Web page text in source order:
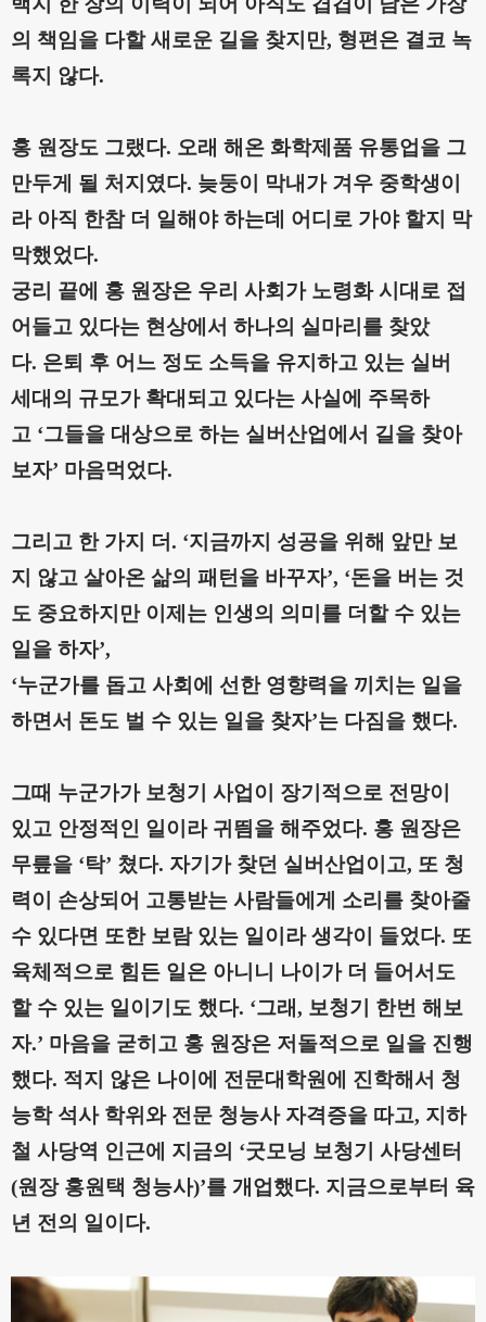
의 책임을 다할 새로운 길을 찾지만, 형편은 결코 녹
록지 않다.
홍 원장도 그랬다. 오래 해온 화학제품 유통업을 그
만두게 될 처지였다. 늦둥이 막내가 겨우 중학생이
라 아직 한참 더 일해야 하는데 어디로 가야 할지 막
막했었다.
궁리 끝에 홍 원장은 우리 사회가 노령화 시대로 접
어들고 있다는 현상에서 하나의 실마리를 찾았
다. 은퇴 후 어느 정도 소득을 유지하고 있는 실버
세대의 규모가 확대되고 있다는 사실에 주목하
고 ‘그들을 대상으로 하는 실버산업에서 길을 찾아
보자’ 마음먹었다.
그리고 한 가지 더. ‘지금까지 성공을 위해 앞만 보
지 않고 살아온 삶의 패턴을 바꾸자’, ‘돈을 버는 것
도 중요하지만 이제는 인생의 의미를 더할 수 있는
일을 하자’,
‘누군가를 돕고 사회에 선한 영향력을 끼치는 일을
하면서 돈도 벌 수 있는 일을 찾자’는 다짐을 했다.
그때 누군가가 보청기 사업이 장기적으로 전망이
있고 안정적인 일이라 귀띔을 해주었다. 홍 원장은
무릎을 ‘탁’ 쳤다. 자기가 찾던 실버산업이고, 또 청
력이 손상되어 고통받는 사람들에게 소리를 찾아줄
수 있다면 또한 보람 있는 일이라 생각이 들었다. 또
육체적으로 힘든 일은 아니니 나이가 더 들어서도
할 수 있는 일이기도 했다. ‘그래, 보청기 한번 해보
자.’ 마음을 굳히고 홍 원장은 저돌적으로 일을 진행
했다. 적지 않은 나이에 전문대학원에 진학해서 청
능학 석사 학위와 전문 청능사 자격증을 따고, 지하
철 사당역 인근에 지금의 ‘굿모닝 보청기 사당센터
(원장 홍원택 청능사)’를 개업했다. 지금으로부터 육
년 전의 일이다.